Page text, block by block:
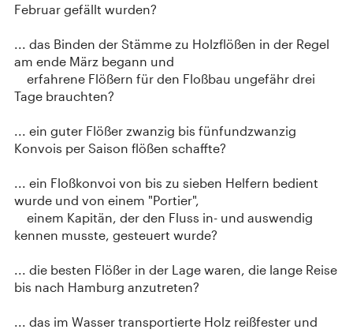
Februar gefällt wurden?
... das Binden der Stämme zu Holzflößen in der Regel
am ende März begann und
erfahrene Flößern für den Floßbau ungefähr drei
Tage brauchten?
... ein guter Flößer zwanzig bis fünfundzwanzig
Konvois per Saison flößen schaffte?
... ein Floßkonvoi von bis zu sieben Helfern bedient
wurde und von einem "Portier",
einem Kapitän, der den Fluss in- und auswendig
kennen musste, gesteuert wurde?
... die besten Flößer in der Lage waren, die lange Reise
bis nach Hamburg anzutreten?
... das im Wasser transportierte Holz reißfester und